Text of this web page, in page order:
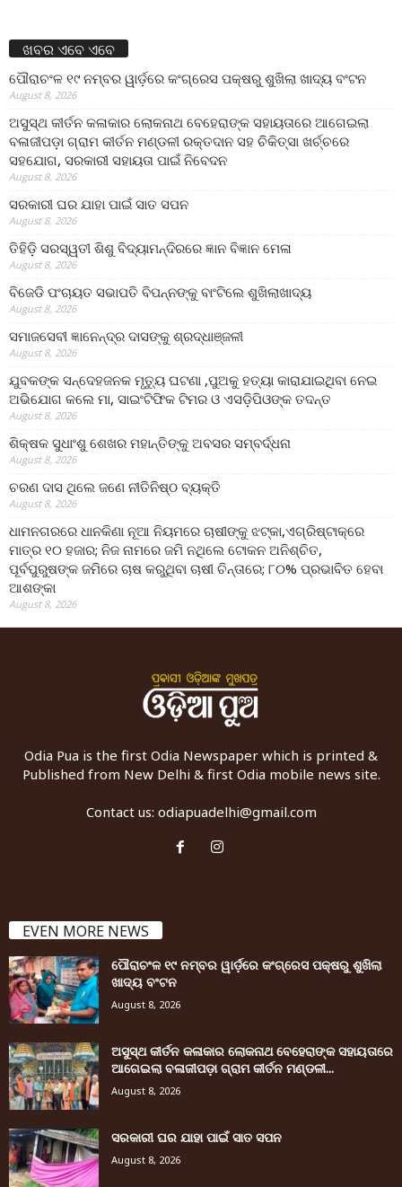
ଖବର ଏବେ ଏବେ
ପୌରାଚଂଳ ୧୯ ନମ୍ବର ୱାର୍ଡ଼ରେ କଂଗ୍ରେସ ପକ୍ଷରୁ ଶୁଖିଲା ଖାଦ୍ୟ ବଂଟନ
August 8, 2026
ଅସୁସ୍ଥ କୀର୍ତନ କଳାକାର ଲୋକନାଥ ବେହେରାଙ୍କ ସହାୟତାରେ ଆଗେଇଲା
ବଳାଜୀପଡ଼ା ଗ୍ରାମ କୀର୍ତନ ମଣ୍ଡଳୀ ରକ୍ତଦାନ ସହ ଚିକିତ୍ସା ଖର୍ଚ୍ଚରେ
ସହଯୋଗ, ସରକାରୀ ସହାୟତା ପାଇଁ ନିବେଦନ
August 8, 2026
ସରକାରୀ ଘର ଯାହା ପାଇଁ ସାତ ସପନ
August 8, 2026
ତିହିଡି଼ ସରସ୍ୱତୀ ଶିଶୁ ବିଦ୍ୟାମନ୍ଦିରରେ ଜ୍ଞାନ ବିଜ୍ଞାନ ମେଳା
August 8, 2026
ବିଜେଡି ପଂଚାୟତ ସଭାପତି ବିପନ୍ନଙ୍କୁ ବାଂଟିଲେ ଶୁଖିଲାଖାଦ୍ୟ
August 8, 2026
ସମାଜସେବୀ ଜ୍ଞାନେନ୍ଦ୍ର ଦାସଙ୍କୁ ଶ୍ରଦ୍ଧାଞ୍ଜଳୀ
August 8, 2026
ଯୁବକଙ୍କ ସନ୍ଦେହଜନକ ମୃତ୍ୟୁ ଘଟଣା ,ପୁଅକୁ ହତ୍ୟା କାରାଯାଇଥିବା ନେଇ
ଅଭିଯୋଗ କଲେ ମା, ସାଇଂଟିଫିକ ଟିମର ଓ ଏସଡ଼ିପିଓଙ୍କ ତଦନ୍ତ
August 8, 2026
ଶିକ୍ଷକ ସୁଧାଂଶୁ ଶେଖର ମହାନ୍ତିଙ୍କୁ ଅବସର ସମ୍ବର୍ଦ୍ଧନା
August 8, 2026
ଚରଣ ଦାସ ଥିଲେ ଜଣେ ନୀତିନିଷ୍ଠ ବ୍ୟକ୍ତି
August 8, 2026
ଧାମନଗରରେ ଧାନକିଣା ନୂଆ ନିୟମରେ ଚାଷୀଙ୍କୁ ଝଟ୍‌କା,ଏଗ୍ରିଷ୍ଟାକ୍‌ରେ
ମାତ୍ର ୧୦ ହଜାର; ନିଜ ନାମରେ ଜମି ନଥିଲେ ଟୋକନ ଅନିଶ୍ଚିତ,
ପୂର୍ବପୁରୁଷଙ୍କ ଜମିରେ ଚାଷ କରୁଥିବା ଚାଷୀ ଚିନ୍ତାରେ; ୮୦% ପ୍ରଭାବିତ ହେବା
ଆଶଙ୍କା
August 8, 2026
Odia Pua is the first Odia Newspaper which is printed &
Published from New Delhi & first Odia mobile news site.
Contact us: odiapuadelhi@gmail.com
EVEN MORE NEWS
ପୌରାଚଂଳ ୧୯ ନମ୍ବର ୱାର୍ଡ଼ରେ କଂଗ୍ରେସ ପକ୍ଷରୁ ଶୁଖିଲା
ଖାଦ୍ୟ ବଂଟନ
August 8, 2026
ଅସୁସ୍ଥ କୀର୍ତନ କଳାକାର ଲୋକନାଥ ବେହେରାଙ୍କ ସହାୟତାରେ
ଆଗେଇଲା ବଳାଜୀପଡ଼ା ଗ୍ରାମ କୀର୍ତନ ମଣ୍ଡଳୀ...
August 8, 2026
ସରକାରୀ ଘର ଯାହା ପାଇଁ ସାତ ସପନ
August 8, 2026